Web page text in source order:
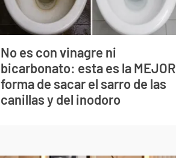
No es con vinagre ni
bicarbonato: esta es la MEJOR
forma de sacar el sarro de las
canillas y del inodoro